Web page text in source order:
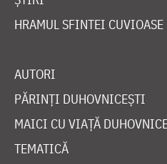
HRAMUL SFINTEI CUVIOASE
AUTORI
PĂRINȚI DUHOVNICEȘTI
MAICI CU VIAȚĂ
TEMATICĂ